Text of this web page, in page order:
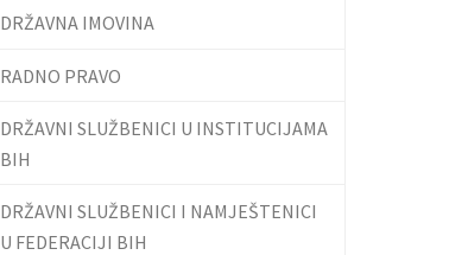
DRŽAVNA IMOVINA
RADNO PRAVO
DRŽAVNI SLUŽBENICI U INSTITUCIJAMA
BIH
DRŽAVNI SLUŽBENICI I NAMJEŠTENICI
U FEDERACIJI BIH